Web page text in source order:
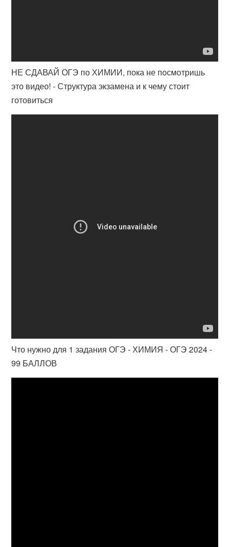
НЕ СДАВАЙ ОГЭ по ХИМИИ, пока не посмотришь
это видео! - Структура экзамена и к чему стоит
готовиться
Что нужно для 1 задания ОГЭ - ХИМИЯ - ОГЭ 2024 -
99 БАЛЛОВ